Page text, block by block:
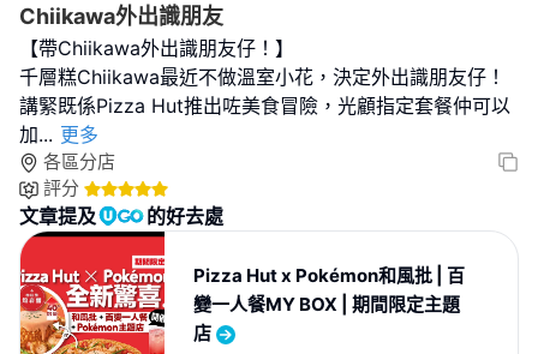
Chiikawa外出識朋友
【帶Chiikawa外出識朋友仔！】
千層糕Chiikawa最近不做溫室小花，決定外出識朋友仔！
講緊既係Pizza Hut推出咗美食冒險，光顧指定套餐仲可以
加... 更多
各區分店
評分
文章提及 的好去處
Pizza Hut x Pokémon和風批 | 百
變一人餐MY BOX | 期間限定主題
店